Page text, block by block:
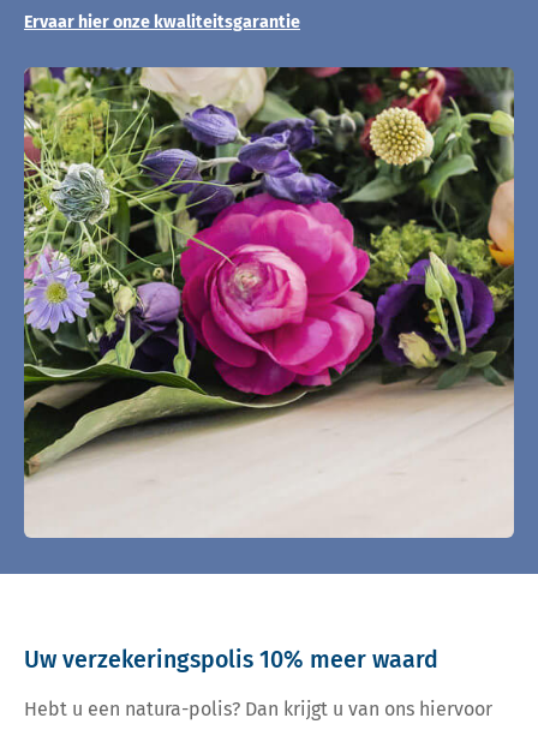
Ervaar hier onze kwaliteitsgarantie
Uw verzekeringspolis 10% meer waard
Hebt u een natura-polis? Dan krijgt u van ons hiervoor